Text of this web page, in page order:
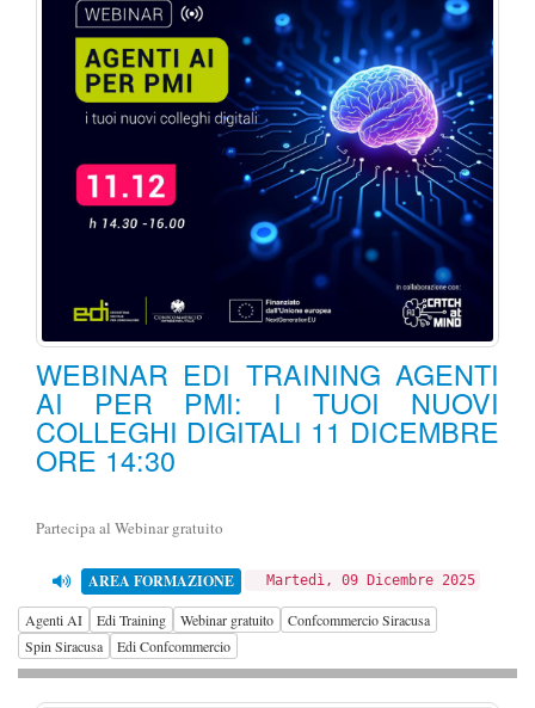
WEBINAR EDI TRAINING AGENTI
AI PER PMI: I TUOI NUOVI
COLLEGHI DIGITALI 11 DICEMBRE
ORE 14:30
Partecipa al Webinar gratuito
AREA FORMAZIONE Martedì, 09 Dicembre 2025
Agenti AI Edi Training Webinar gratuito
Confcommercio Siracusa
Spin Siracusa
Edi Confcommercio